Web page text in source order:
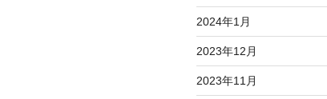
2024年1月
2023年12月
2023年11月